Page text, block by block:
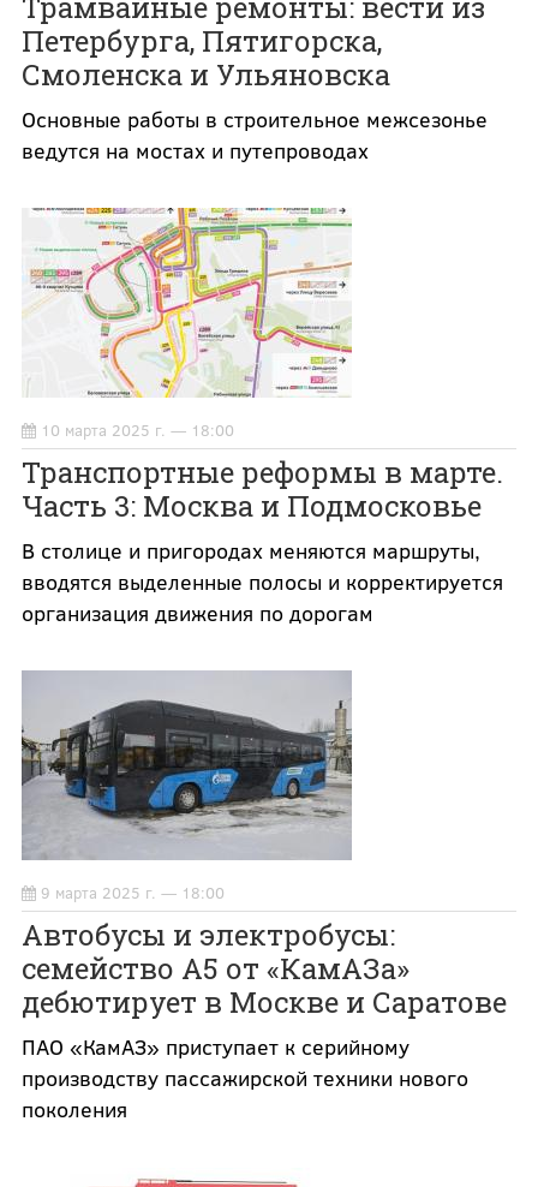
Петербурга, Пятигорска,
Смоленска и Ульяновска
Основные работы в строительное межсезонье
ведутся на мостах и путепроводах
10 марта 2025 г. — 18:00
Транспортные реформы в марте.
Часть 3: Москва и Подмосковье
В столице и пригородах меняются маршруты,
вводятся выделенные полосы и корректируется
организация движения по дорогам
9 марта 2025 г. — 18:00
Автобусы и электробусы:
семейство А5 от «КамАЗа»
дебютирует в Москве и Саратове
ПАО «КамАЗ» приступает к серийному
производству пассажирской техники нового
поколения